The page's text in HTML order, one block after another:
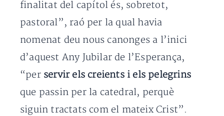
finalitat del capítol és, sobretot,
pastoral”, raó per la qual havia
nomenat deu nous canonges a l’inici
d’aquest Any Jubilar de l’Esperança,
“per servir els creients i els pelegrins
que passin per la catedral, perquè
siguin tractats com el mateix Crist”.